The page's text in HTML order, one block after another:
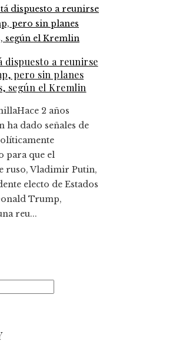
dispuesto a reunirse
pero sin planes
según el Kremlin
Hace 2 años
ha dado señales de
para que el
ruso, Vladimir Putin,
electo de Estados
Trump,
reu...